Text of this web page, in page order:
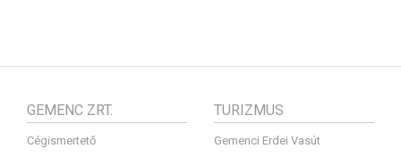
GEMENC ZRT.
Cégismertető
TURIZMUS
Gemenci Erdei Vasút